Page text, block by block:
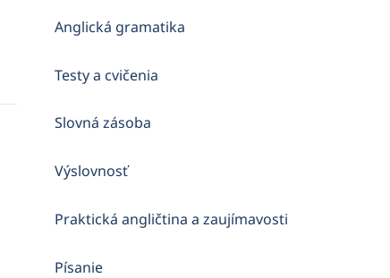
Anglická gramatika
Testy a cvičenia
Slovná zásoba
Výslovnosť
Praktická angličtina a zaujímavosti
Písanie